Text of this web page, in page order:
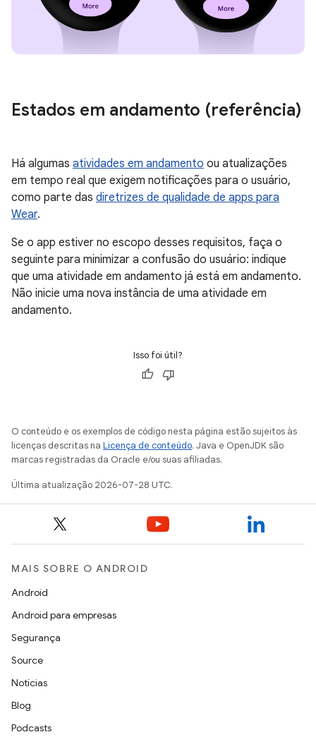
Estados em andamento (referência)
Há algumas atividades em andamento ou atualizações
em tempo real que exigem notificações para o usuário,
como parte das diretrizes de qualidade de apps para
Wear.
Se o app estiver no escopo desses requisitos, faça o
seguinte para minimizar a confusão do usuário: indique
que uma atividade em andamento já está em andamento.
Não inicie uma nova instância de uma atividade em
andamento.
Isso foi útil?
O conteúdo e os exemplos de código nesta página estão sujeitos às
licenças descritas na Licença de conteúdo. Java e OpenJDK são
marcas registradas da Oracle e/ou suas afiliadas.
Última atualização 2026-07-28 UTC.
MAIS SOBRE O ANDROID
Android
Android para empresas
Segurança
Source
Notícias
Blog
Podcasts